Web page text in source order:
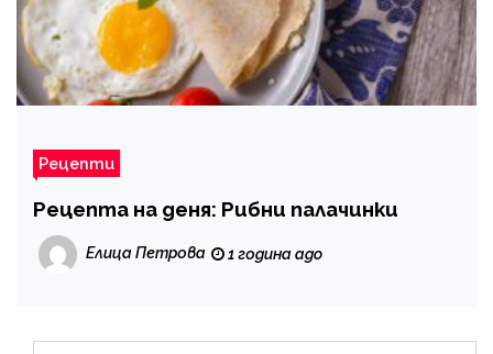
Рецепти
Рецепта на деня: Рибни палачинки
Елица Петрова 1 година ago